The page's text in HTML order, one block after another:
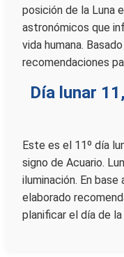
posición de la Luna
astronómicos que
vida humana.
recomendaciones
Día lunar
Este es el 11º día
signo de Acuario.
iluminación. En
elaborado
planificar el día de